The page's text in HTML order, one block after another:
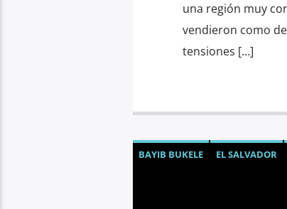
una región muy
vendieron como
tensiones […]
BAYIB BUKELE EL SALVADOR